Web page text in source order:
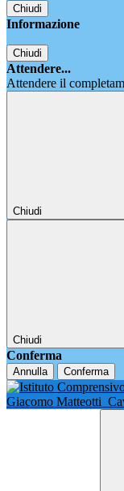
Chiudi
Informazione
Chiudi
Attendere...
Attendere il
Chiudi
Chiudi
Conferma
Annulla Conferma
Giacomo Matteotti